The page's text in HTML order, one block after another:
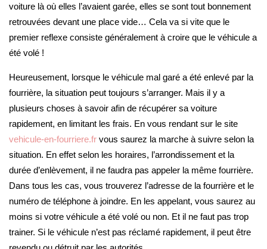
voiture là où elles l’avaient garée, elles se sont tout bonnement
retrouvées devant une place vide… Cela va si vite que le
premier reflexe consiste généralement à croire que le véhicule a
été volé !
Heureusement, lorsque le véhicule mal garé a été enlevé par la
fourrière, la situation peut toujours s’arranger. Mais il y a
plusieurs choses à savoir afin de récupérer sa voiture
rapidement, en limitant les frais. En vous rendant sur le site
vehicule-en-fourriere.fr vous saurez la marche à suivre selon la
situation. En effet selon les horaires, l’arrondissement et la
durée d’enlèvement, il ne faudra pas appeler la même fourrière.
Dans tous les cas, vous trouverez l’adresse de la fourrière et le
numéro de téléphone à joindre. En les appelant, vous saurez au
moins si votre véhicule a été volé ou non. Et il ne faut pas trop
trainer. Si le véhicule n’est pas réclamé rapidement, il peut être